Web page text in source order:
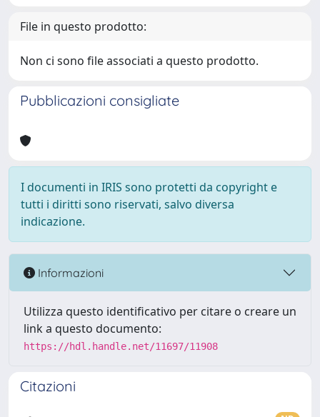
File in questo prodotto:
Non ci sono file associati a questo prodotto.
Pubblicazioni consigliate
I documenti in IRIS sono protetti da copyright e
tutti i diritti sono riservati, salvo diversa
indicazione.
Informazioni
Utilizza questo identificativo per citare o creare un
link a questo documento:
https://hdl.handle.net/11697/11908
Citazioni